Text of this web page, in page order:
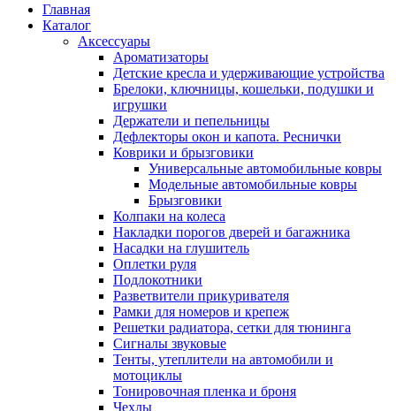
Главная
Каталог
Аксессуары
Ароматизаторы
Детские кресла и удерживающие устройства
Брелоки, ключницы, кошельки, подушки и
игрушки
Держатели и пепельницы
Дефлекторы окон и капота. Реснички
Коврики и брызговики
Универсальные автомобильные ковры
Модельные автомобильные ковры
Брызговики
Колпаки на колеса
Накладки порогов дверей и багажника
Насадки на глушитель
Оплетки руля
Подлокотники
Разветвители прикуривателя
Рамки для номеров и крепеж
Решетки радиатора, сетки для тюнинга
Сигналы звуковые
Тенты, утеплители на автомобили и
мотоциклы
Тонировочная пленка и броня
Чехлы